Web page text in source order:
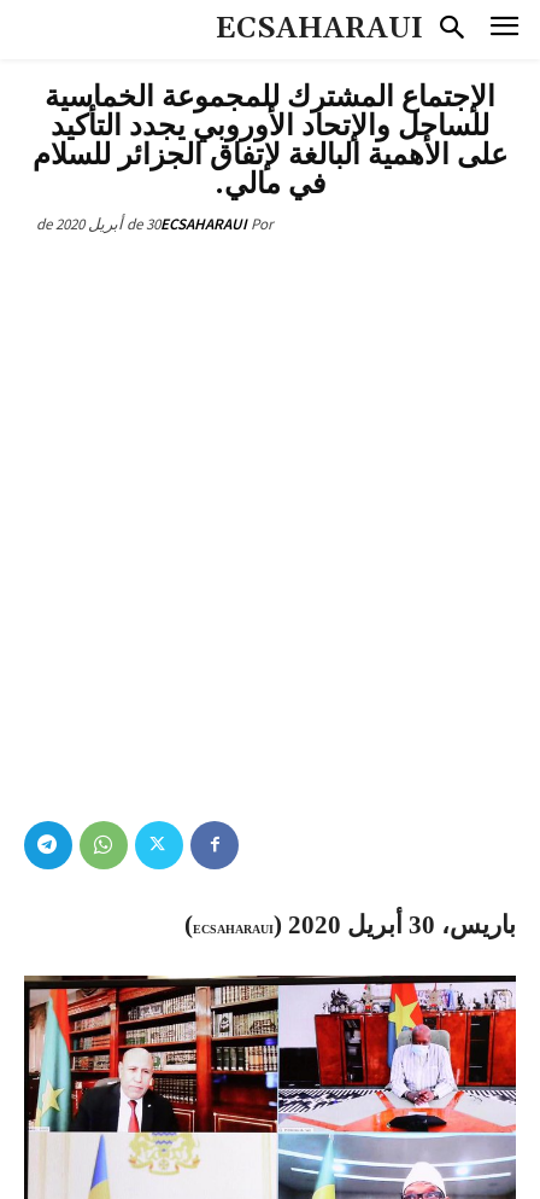
ECSAHARAUI
الإجتماع المشترك للمجموعة الخماسية
للساحل والإتحاد الأوروبي يجدد التأكيد
على الأهمية البالغة لإتفاق الجزائر للسلام
في مالي.
Por
ECSAHARAUI30 de أبريل de 2020
باريس، 30 أبريل 2020 ( ECSAHARAUI
)